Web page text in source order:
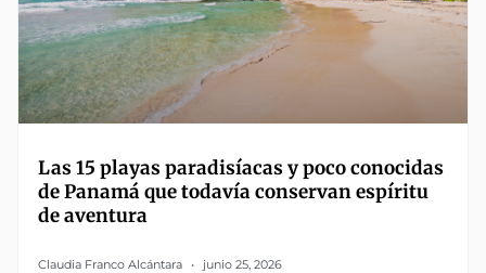
Las 15 playas paradisíacas y poco conocidas
de Panamá que todavía conservan espíritu
de aventura
Claudia Franco Alcántara junio 25, 2026